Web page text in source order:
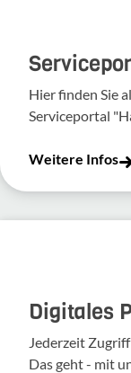
Hier finden Sie
Serviceportal
Weitere Infos
Digitales
Jederzeit
Das geht - mit